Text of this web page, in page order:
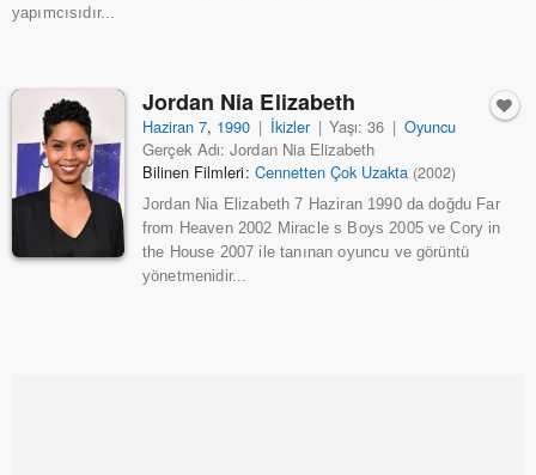
yapımcısıdır...
Jordan Nia Elizabeth
Haziran 7, 1990 | İkizler | Yaşı: 36 | Oyuncu
Gerçek Adı: Jordan Nia Elizabeth
Bilinen Filmleri: Cennetten Çok Uzakta (2002)
Jordan Nia Elizabeth 7 Haziran 1990 da doğdu Far
from Heaven 2002 Miracle s Boys 2005 ve Cory in
the House 2007 ile tanınan oyuncu ve görüntü
yönetmenidir...